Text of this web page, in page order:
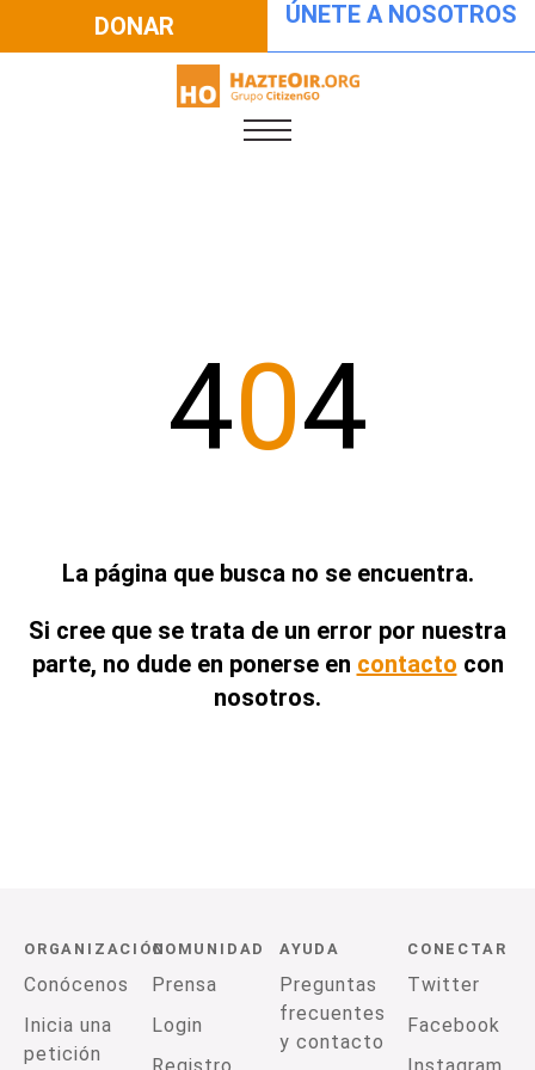
DONAR ÚNETE A NOSOTROS
404
La página que busca no se encuentra.
Si cree que se trata de un error por nuestra
parte, no dude en ponerse en contacto con
nosotros.
ORGANIZACIÓN
Conócenos
Inicia una
petición
COMUNIDAD
Prensa
Login
AYUDA
Preguntas
frecuentes
y contacto
CONECTAR
Twitter
Facebook